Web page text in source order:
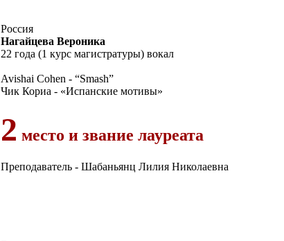
Россия
Нагайцева Вероника
22 года (1 курс магистратуры) вокал
Avishai Cohen - “Smash”
Чик Кориа - «Испанские мотивы»
2 место и звание лауреата
Преподаватель - Шабаньянц Лилия Николаевна